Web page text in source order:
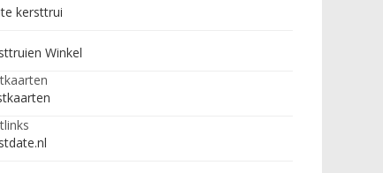
kersttrui
Winkel